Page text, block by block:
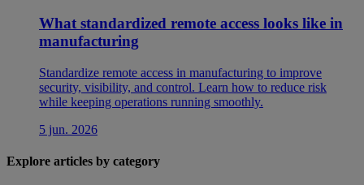
What standardized remote access looks like in
manufacturing
Standardize remote access in manufacturing to improve
security, visibility, and control. Learn how to reduce risk
while keeping operations running smoothly.
5 jun. 2026
Explore articles by category